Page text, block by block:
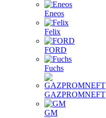
Eneos
Felix
FORD
Fuchs
GAZPROMNEFT
GM